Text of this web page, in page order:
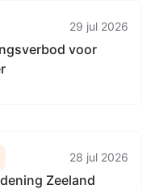
29 jul 2026
voor
28 jul 2026
Zeeland